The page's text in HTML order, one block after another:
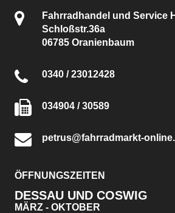
Fahrradhandel und Service
Schloßstr.36a
06785 Oranienbaum
0340 / 23012428
034904 / 30589
petrus@fahrradmarkt-
ÖFFNUNGSZEITEN
DESSAU UND COSWIG
MÄRZ - OKTOBER